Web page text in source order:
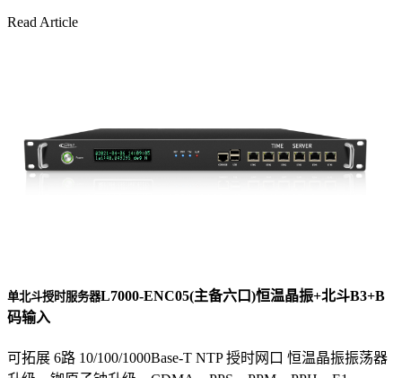
Read Article
单北斗授时服务器L7000-ENC05(主备六口)恒温晶振+北斗B3+B
码输入
可拓展 6路 10/100/1000Base-T NTP 授时网口 恒温晶振振荡器